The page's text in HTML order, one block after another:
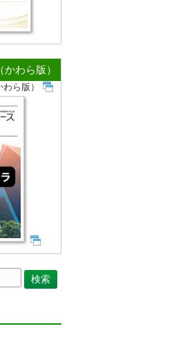
わら版）
ら版）